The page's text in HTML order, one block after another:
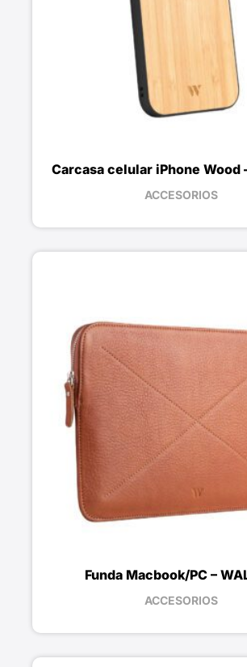
ACCESORIOS
Carcasa celular iPhone Wood
ACCESORIOS
Funda Macbook/PC –